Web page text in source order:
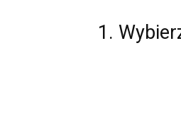
1.